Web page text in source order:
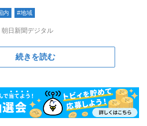
内 #地域
朝日新聞デジタル
続きを読む